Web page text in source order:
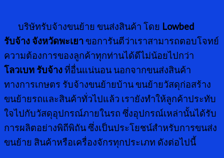
บริษัทรับจ้างขนย้าย ขนส่งสินค้า โดย Lowbed
รับจ้าง จังหวัดพะเยาขอการันตีว่าเราสามารถตอบโจทย์
ความต้องการของลูกค้าทุกท่านได้ดีไม่น้อยไปกว่า
โลวเบท รับจ้างที่อื่นแน่นอน นอกจากขนส่งสินค้า
ทางการเกษตร รับจ้างขนย้ายบ้าน ขนย้ายวัสดุก่อสร้าง
ขนย้ายรถและสินค้าทั่วไปแล้ว เรายังทำให้ลูกค้าประทับ
ใจไปกับวัสดุอุปกรณ์ภายในรถ ซึ่งอุปกรณ์เหล่านั้นได้รับ
การผลิตอย่างพิถีพิถัน ซึ่งเป็นประโยชน์สำหรับการขนส่ง
ขนย้าย สินค้าหรือเครื่องจักรทุกประเภท ดังต่อไปนี้